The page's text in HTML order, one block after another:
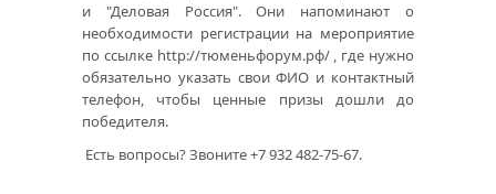
и "Деловая Россия". Они напоминают о
необходимости регистрации на мероприятие
по ссылке http://тюменьфорум.рф/ , где нужно
обязательно указать свои ФИО и контактный
телефон, чтобы ценные призы дошли до
победителя.
Есть вопросы? Звоните +7 932 482-75-67.